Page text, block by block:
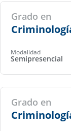
Grado en
Modalidad
Semipresencial
Grado en